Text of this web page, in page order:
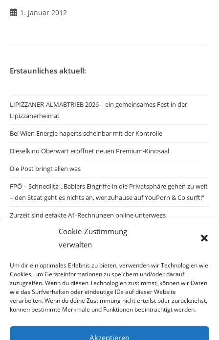
Cookie-Zustimmung
verwalten
Um dir ein optimales Erlebnis zu bieten, verwenden wir Technologien wie
Cookies, um Geräteinformationen zu speichern und/oder darauf
zuzugreifen. Wenn du diesen Technologien zustimmst, können wir Daten
wie das Surfverhalten oder eindeutige IDs auf dieser Website
verarbeiten. Wenn du deine Zustimmung nicht erteilst oder zurückziehst,
können bestimmte Merkmale und Funktionen beeinträchtigt werden.
Akzeptieren
1. Januar 2012
Erstaunliches aktuell:
LIPIZZANER-ALMABTRIEB 2026 – ein gemeinsames Fest in der
Lipizzanerheimat
Bei Wien Energie haperts scheinbar mit der Kontrolle
Dieselkino Oberwart eröffnet neuen Premium-Kinosaal
Die Post bringt allen was
FPÖ – Schnedlitz: „Bablers Eingriffe in die Privatsphäre gehen zu weit
– den Staat geht es nichts an, wer zuhause auf YouPorn & Co surft!“
Zurzeit sind gefakte A1-Rechnungen online unterwegs
Salzburgs Juden und ihre Sicherheit: „Erst nach einem Anschlag wäre
die Gefahr endlich konkret!“
Biologisches Wunder in Ceuta
Ein vermeintliches Abschiebemärchen
Archiv